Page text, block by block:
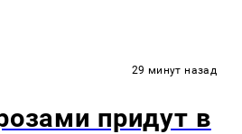
29 минут назад
придут в